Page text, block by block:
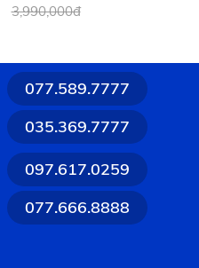
chuyển đổi qua 4 chế
tắt nhạc. Lưu ý, chế độ
có phát nhạc.
2,590,000đ
077.589.7777
035.369.7777
097.617.0259
077.666.8888